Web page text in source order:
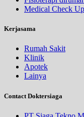
Medical Check Up
Kerjasama
Rumah Sakit
Klinik
Apotek
Lainya
Contact Doktersiaga